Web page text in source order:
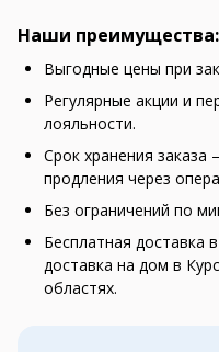
Наши преимущества:
Выгодные цены при
Регулярные акции и
лояльности.
Срок хранения
продления через
Без ограничений по
Бесплатная доставка
доставка на дом в
областях.